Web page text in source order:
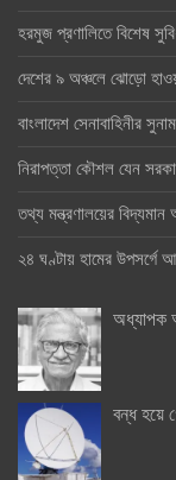
হরমুজ প্রণালিতে বিশেষ
দেশের ৯ অঞ্চলে ঝোড়ো
বাংলাদেশ সেনাবাহিনীর
নিরাপত্তা কৌশল যেন
তথ্য মন্ত্রণালয়ের
২৪ ঘণ্টায় হামের উপসর্গে
অধ্যাপক
বন্ধ হয়ে